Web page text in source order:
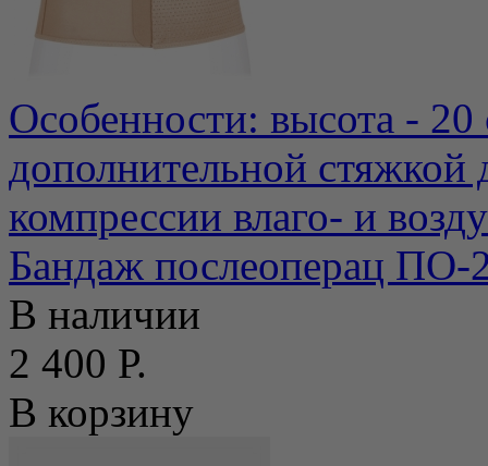
Особенности: высота - 20
дополнительной стяжкой
компрессии влаго- и
Бандаж послеоперац ПО-
В наличии
2 400 Р.
В корзину